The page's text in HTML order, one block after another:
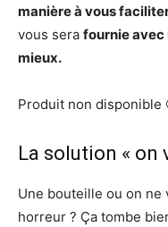
manière à vous
vous sera fournie avec
mieux.
Produit non disponible
La solution « on
Une bouteille ou on ne
horreur ? Ça tombe